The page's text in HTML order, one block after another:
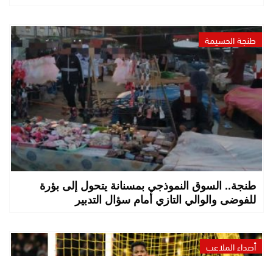
طنجة الحسيمة
طنجة.. السوق النموذجي بمسنانة يتحول إلى بؤرة
للفوضى والوالي التازي أمام سؤال التدبير
أصداء الملاعب